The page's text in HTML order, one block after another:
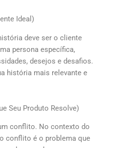
Ideal)
deve ser o cliente
persona específica,
desejos e desafios.
história mais relevante e
Seu Produto Resolve)
conflito. No contexto do
conflito é o problema que